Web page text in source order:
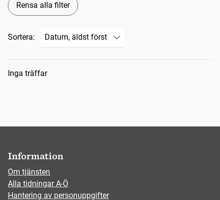
Rensa alla filter
Sortera:
Sökresultat
Inga träffar
Information
Om tjänsten
Alla tidningar A-Ö
Hantering av personuppgifter